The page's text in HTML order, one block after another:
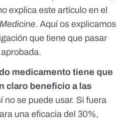
explica este artículo en el
. Aquíos explicamos
que tiene que pasar
medicamento tiene que
claro beneficio a las
no se puede usar. Si fuera
una eficacia del 30%,